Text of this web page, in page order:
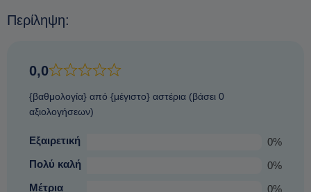
Περίληψη:
0,0
{βαθμολογία} από {μέγιστο} αστέρια (βάσει 0
αξιολογήσεων)
Εξαιρετική
0%
Πολύ καλή
0%
Μέτρια
0%